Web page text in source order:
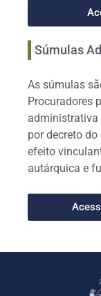
Súmulas
As súmulas
Procuradores
administrativa
por decreto
efeito
autárquica e